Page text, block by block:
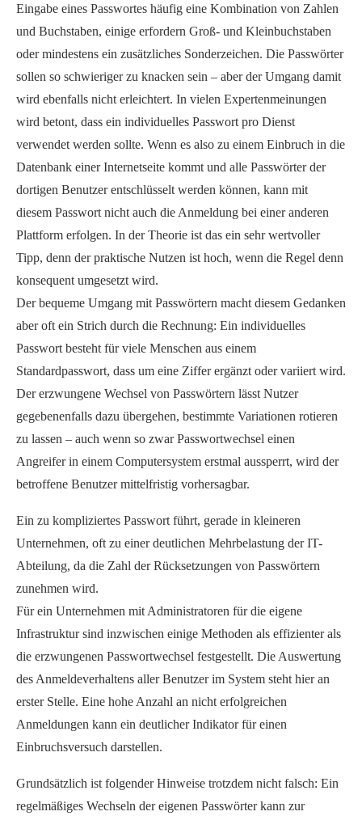
Eingabe eines Passwortes häufig eine Kombination von Zahlen
und Buchstaben, einige erfordern Groß- und Kleinbuchstaben
oder mindestens ein zusätzliches Sonderzeichen. Die Passwörter
sollen so schwieriger zu knacken sein – aber der Umgang damit
wird ebenfalls nicht erleichtert. In vielen Expertenmeinungen
wird betont, dass ein individuelles Passwort pro Dienst
verwendet werden sollte. Wenn es also zu einem Einbruch in die
Datenbank einer Internetseite kommt und alle Passwörter der
dortigen Benutzer entschlüsselt werden können, kann mit
diesem Passwort nicht auch die Anmeldung bei einer anderen
Plattform erfolgen. In der Theorie ist das ein sehr wertvoller
Tipp, denn der praktische Nutzen ist hoch, wenn die Regel denn
konsequent umgesetzt wird.
Der bequeme Umgang mit Passwörtern macht diesem Gedanken
aber oft ein Strich durch die Rechnung: Ein individuelles
Passwort besteht für viele Menschen aus einem
Standardpasswort, dass um eine Ziffer ergänzt oder variiert wird.
Der erzwungene Wechsel von Passwörtern lässt Nutzer
gegebenenfalls dazu übergehen, bestimmte Variationen rotieren
zu lassen – auch wenn so zwar Passwortwechsel einen
Angreifer in einem Computersystem erstmal aussperrt, wird der
betroffene Benutzer mittelfristig vorhersagbar.
Ein zu kompliziertes Passwort führt, gerade in kleineren
Unternehmen, oft zu einer deutlichen Mehrbelastung der IT-
Abteilung, da die Zahl der Rücksetzungen von Passwörtern
zunehmen wird.
Für ein Unternehmen mit Administratoren für die eigene
Infrastruktur sind inzwischen einige Methoden als effizienter als
die erzwungenen Passwortwechsel festgestellt. Die Auswertung
des Anmeldeverhaltens aller Benutzer im System steht hier an
erster Stelle. Eine hohe Anzahl an nicht erfolgreichen
Anmeldungen kann ein deutlicher Indikator für einen
Einbruchsversuch darstellen.
Grundsätzlich ist folgender Hinweise trotzdem nicht falsch: Ein
regelmäßiges Wechseln der eigenen Passwörter kann zur